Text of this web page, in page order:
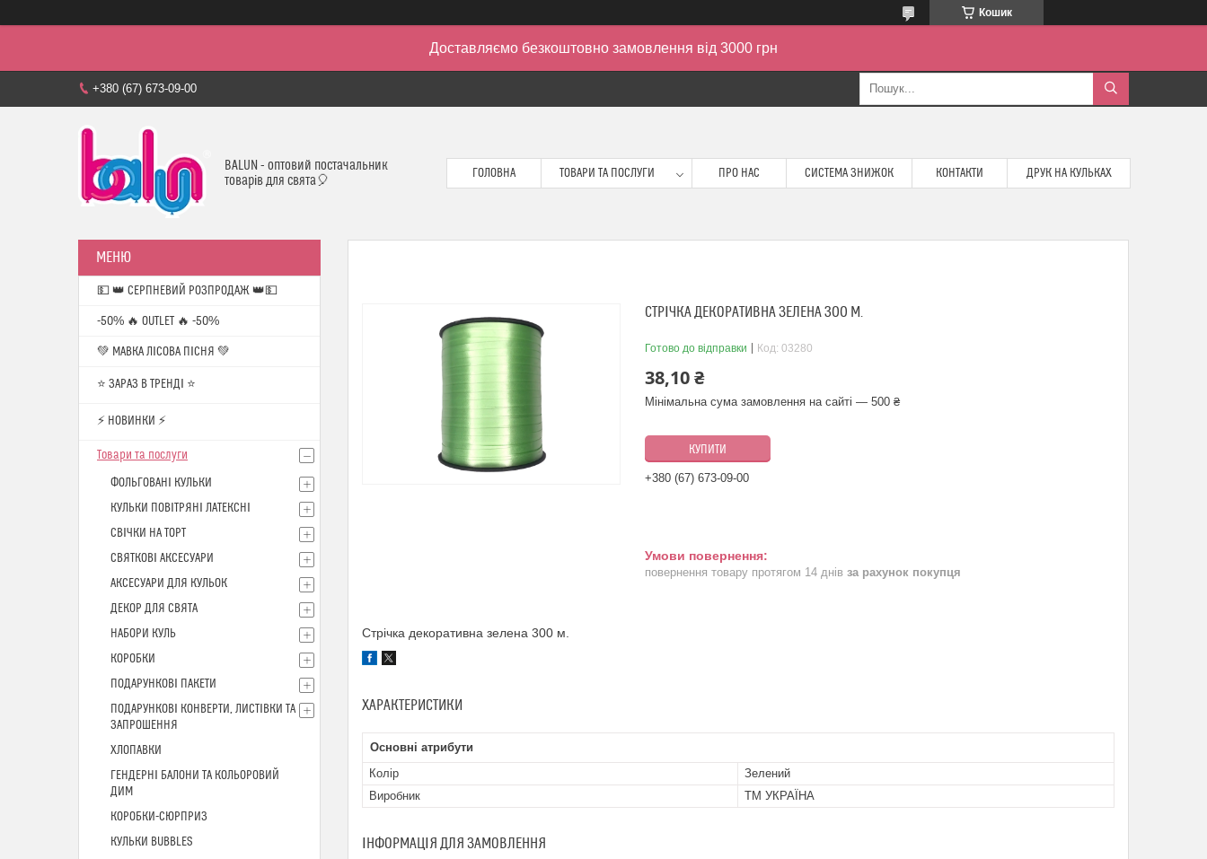
Кошик
Доставляємо безкоштовно замовлення від 3000 грн
+380 (67) 673-09-00
BALUN - оптовий постачальник
товарів для свята🎈
ГОЛОВНА ТОВАРИ ТА ПОСЛУГИ ПРО НАС СИСТЕМА ЗНИЖОК КОНТАКТИ ДРУК НА КУЛЬКАХ
СТРІЧКА ДЕКОРАТИВНА ЗЕЛЕНА 300 М.
Готово до відправки Код: 03280
38,10 ₴
Мінімальна сума замовлення на сайті — 500 ₴
КУПИТИ
+380 (67) 673-09-00
повернення товару протягом 14 днів за рахунок покупця
Стрічка декоративна зелена 300 м.
ХАРАКТЕРИСТИКИ
Основні атрибути
Колір
Зелений
Виробник
ТМ УКРАЇНА
ІНФОРМАЦІЯ ДЛЯ ЗАМОВЛЕННЯ
💵 👑 СЕРПНЕВИЙ РОЗПРОДАЖ 👑💵
-50% 🔥 OUTLET 🔥 -50%
💚 МАВКА ЛІСОВА ПІСНЯ 💚
⭐️ ЗАРАЗ В ТРЕНДІ ⭐️
⚡ НОВИНКИ ⚡
Товари та послуги
ФОЛЬГОВАНІ КУЛЬКИ
КУЛЬКИ ПОВІТРЯНІ ЛАТЕКСНІ
СВІЧКИ НА ТОРТ
СВЯТКОВІ АКСЕСУАРИ
АКСЕСУАРИ ДЛЯ КУЛЬОК
ДЕКОР ДЛЯ СВЯТА
НАБОРИ КУЛЬ
КОРОБКИ
ПОДАРУНКОВІ ПАКЕТИ
ПОДАРУНКОВІ КОНВЕРТИ, ЛИСТІВКИ ТА
ЗАПРОШЕННЯ
ХЛОПАВКИ
ГЕНДЕРНІ БАЛОНИ ТА КОЛЬОРОВИЙ
ДИМ
КОРОБКИ-СЮРПРИЗ
КУЛЬКИ BUBBLES